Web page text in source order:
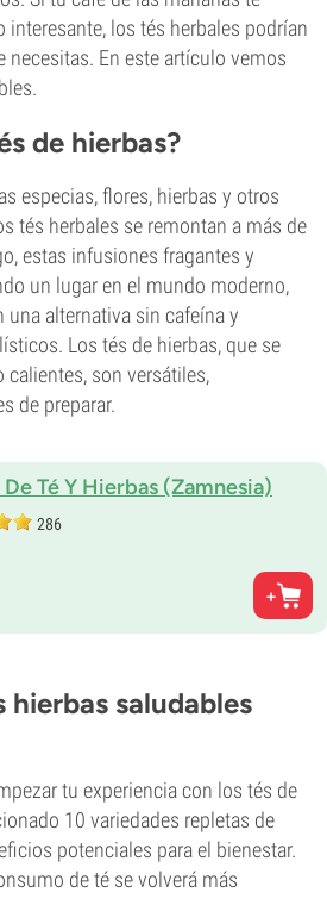
interesante, los tés herbales podrían
necesitas. En este artículo vemos
de hierbas?
especias, flores, hierbas y otros
tés herbales se remontan a más de
estas infusiones fragantes y
un lugar en el mundo moderno,
una alternativa sin cafeína y
Los tés de hierbas, que se
son versátiles,
de preparar.
Té Y Hierbas (Zamnesia)
286
hierbas saludables
tu experiencia con los tés de
10 variedades repletas de
potenciales para el bienestar.
de té se volverá más